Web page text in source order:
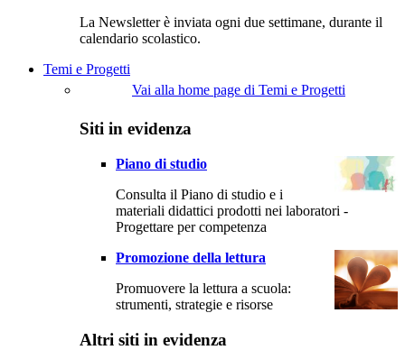
La Newsletter è inviata ogni due settimane, durante il
calendario scolastico.
Temi e Progetti
Vai alla home page di Temi e Progetti
Siti in evidenza
Piano di studio
Consulta il Piano di studio e i
materiali didattici prodotti nei laboratori -
Progettare per competenza
Promozione della lettura
Promuovere la lettura a scuola:
strumenti, strategie e risorse
Altri siti in evidenza